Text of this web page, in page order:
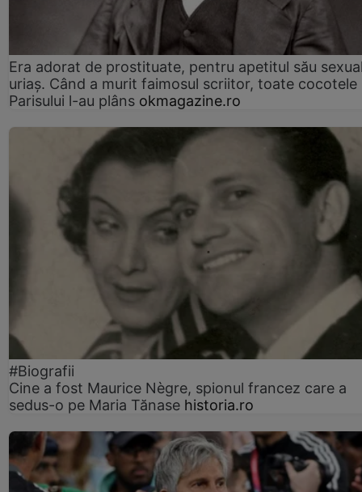
Era adorat de prostituate, pentru apetitul său
uriaș. Când a murit faimosul scriitor, toate cocotele
Parisului l-au plâns okmagazine.ro
#Biografii
Cine a fost Maurice Nègre, spionul francez care a
sedus-o pe Maria Tănase historia.ro